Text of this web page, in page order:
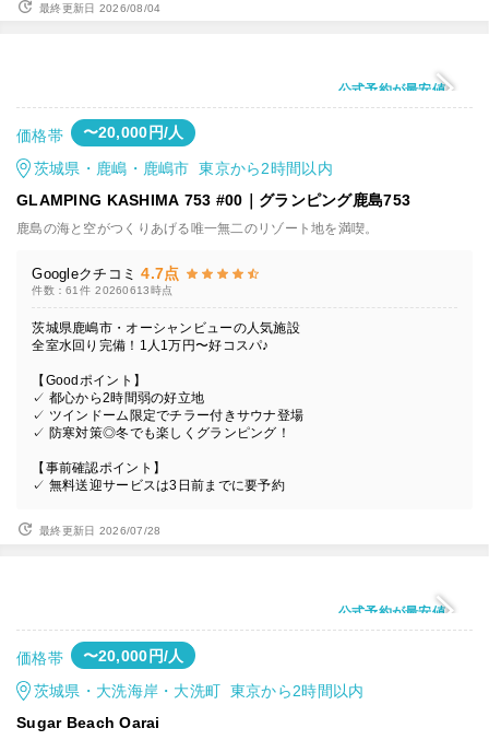
最終更新日 2026/08/04
公式予約が最安値
価格帯 〜20,000円/人
茨城県・鹿嶋・鹿嶋市 東京から2時間以内
GLAMPING KASHIMA 753 #00｜グランピング鹿島753
鹿島の海と空がつくりあげる唯一無二のリゾート地を満喫。
Googleクチコミ 4.7点
件数：61件 20260613時点
茨城県鹿嶋市・オーシャンビューの人気施設
全室水回り完備！1人1万円〜好コスパ♪
【Goodポイント】
✓ 都心から2時間弱の好立地
✓ ツインドーム限定でチラー付きサウナ登場
✓ 防寒対策◎冬でも楽しくグランピング！
【事前確認ポイント】
✓ 無料送迎サービスは3日前までに要予約
最終更新日 2026/07/28
公式予約が最安値
価格帯 〜20,000円/人
茨城県・大洗海岸・大洗町 東京から2時間以内
Sugar Beach Oarai